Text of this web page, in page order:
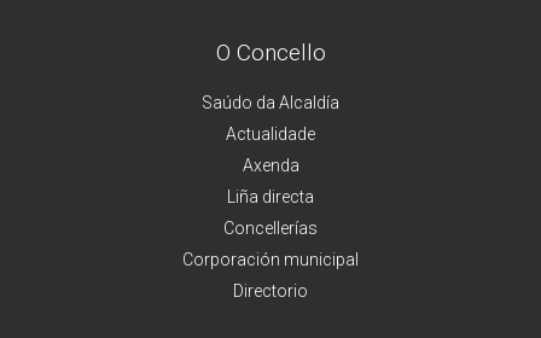
O Concello
Saúdo da Alcaldía
Actualidade
Axenda
Liña directa
Concellerías
Corporación municipal
Directorio